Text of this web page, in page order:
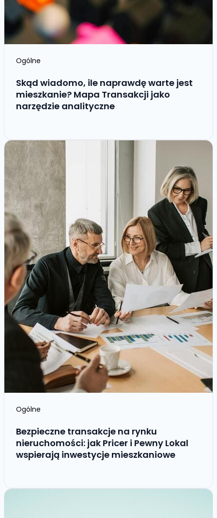
Ogólne
Skąd wiadomo, ile naprawdę warte jest
mieszkanie? Mapa Transakcji jako
narzędzie analityczne
Ogólne
Bezpieczne transakcje na rynku
nieruchomości: jak Pricer i Pewny Lokal
wspierają inwestycje mieszkaniowe